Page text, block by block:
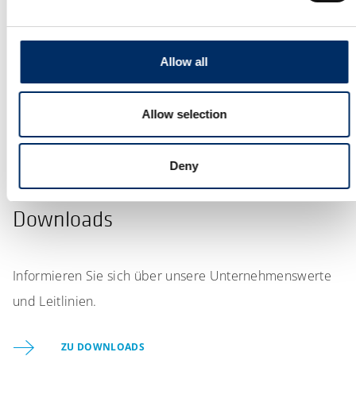
Allow all
Allow selection
Deny
Downloads
Informieren Sie sich über unsere Unternehmenswerte
und Leitlinien.
ZU DOWNLOADS